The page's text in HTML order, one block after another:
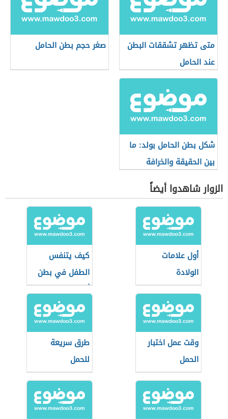
متى تظهر تشققات البطن
عند الحامل
صغر حجم بطن الحامل
شكل بطن الحامل بولد: ما
بين الحقيقة والخرافة
الزوار شاهدوا أيضاً
أول علامات
الولادة
كيف يتنفس
الطفل في بطن
أمه
وقت عمل اختبار
الحمل
طرق سريعة
للحمل